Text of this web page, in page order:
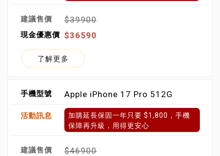
$39900
$36590
了解更多
Apple iPhone 17 Pro 512G
加購延長保固一年只要 $1,800，手機
保障再升級，用得更安心
$46900